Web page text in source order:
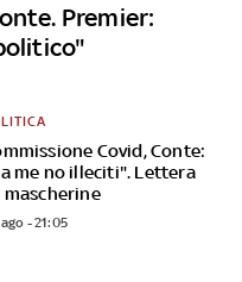
Premier:
Covid, Conte:
me no illeciti". Lettera
mascherine
- 21:05